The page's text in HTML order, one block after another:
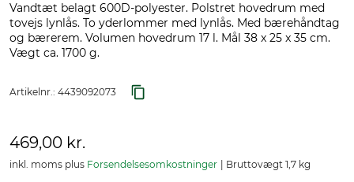
Vandtæt belagt 600D-polyester. Polstret hovedrum med
tovejs lynlås. To yderlommer med lynlås. Med bærehåndtag
og bærerem. Volumen hovedrum 17 l. Mål 38 x 25 x 35 cm.
Vægt ca. 1700 g.
Artikelnr.: 4439092073
469,00 kr.
inkl. moms plus Forsendelsesomkostninger Bruttovægt 1,7 kg